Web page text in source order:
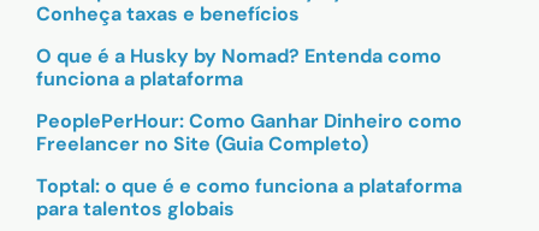
Conheça taxas e benefícios
O que é a Husky by Nomad? Entenda como
funciona a plataforma
PeoplePerHour: Como Ganhar Dinheiro como
Freelancer no Site (Guia Completo)
Toptal: o que é e como funciona a plataforma
para talentos globais